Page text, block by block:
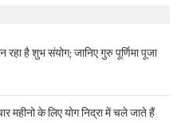
है शुभ संयोग; जानिए गुरु पूर्णिमा पूजा
के लिए योग निद्रा में चले जाते हैं